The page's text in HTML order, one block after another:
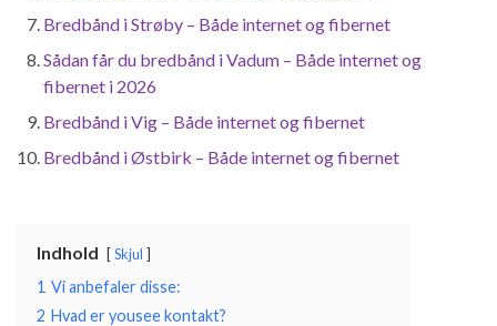
Bredbånd i Strøby – Både internet og fibernet
Sådan får du bredbånd i Vadum – Både internet og
fibernet i 2026
Bredbånd i Vig – Både internet og fibernet
Bredbånd i Østbirk – Både internet og fibernet
Indhold Skjul
1 Vi anbefaler disse:
2 Hvad er yousee kontakt?